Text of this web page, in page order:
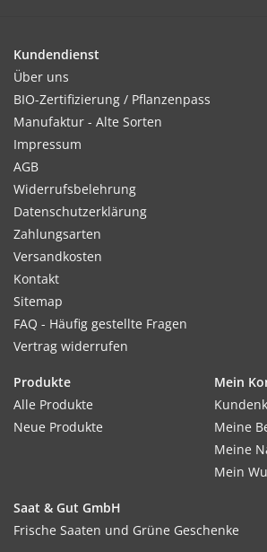
Kundendienst
Über uns
BIO-Zertifizierung / Pflanzenpass
Manufaktur - Alte Sorten
Impressum
AGB
Widerrufsbelehrung
Datenschutzerklärung
Zahlungsarten
Versandkosten
Kontakt
Sitemap
FAQ - Häufig gestellte Fragen
Vertrag widerrufen
Produkte
Alle Produkte
Neue Produkte
Mein
Meine
Meine
Mein
Saat & Gut GmbH
Frische Saaten und Grüne Geschenke